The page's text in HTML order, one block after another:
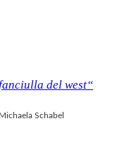
del west“
Michaela Schabel